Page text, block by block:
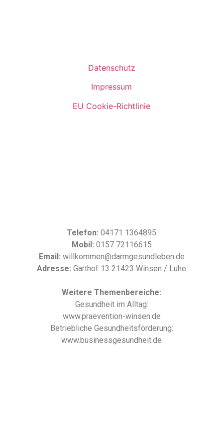
Telefon: 04171 1364895
Mobil: 0157 72116615
Email: willkommen@darmgesundleben.de
Adresse: Garthof 13 21423 Winsen / Luhe
Weitere Themenbereiche:
Gesundheit im Alltag:
www.praevention-winsen.de
Betriebliche Gesundheitsförderung:
www.businessgesundheit.de
Datenschutz
Impressum
EU Cookie-Richtlinie